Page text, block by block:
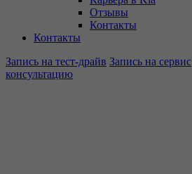
Отзывы
Контакты
Контакты
Запись на тест-драйв Запись на сервис
консультацию